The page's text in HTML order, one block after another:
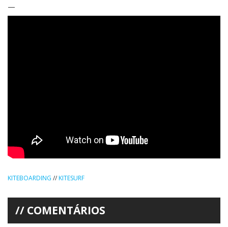
—
KITEBOARDING //KITESURF
COMENTÁRIOS